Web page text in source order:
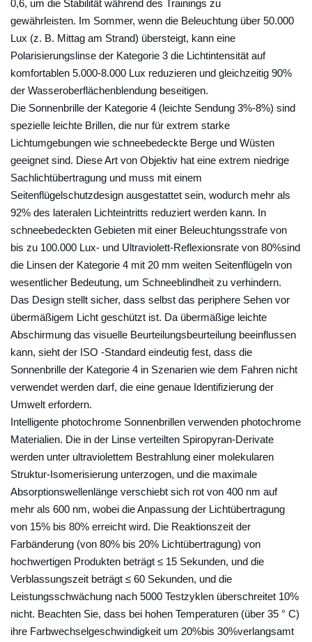
S
o
n
n
e
n
b
r
i
l
l
e
n
:
W
e
w
ä
h
l
e
i
c
h
d
e
r
i
c
h
t
i
0,6, um die Stabilität während des Trainings zu
gewährleisten. Im Sommer, wenn die Beleuchtung über 50.000
Lux (z. B. Mittag am Strand) übersteigt, kann eine
Polarisierungslinse der Kategorie 3 die Lichtintensität auf
komfortablen 5.000-8.000 Lux reduzieren und gleichzeitig 90%
der Wasseroberflächenblendung beseitigen.
Die Sonnenbrille der Kategorie 4 (leichte Sendung 3%-8%) sind
spezielle leichte Brillen, die nur für extrem starke
Lichtumgebungen wie schneebedeckte Berge und Wüsten
geeignet sind. Diese Art von Objektiv hat eine extrem niedrige
Sachlichtübertragung und muss mit einem
Seitenflügelschutzdesign ausgestattet sein, wodurch mehr als
92% des lateralen Lichteintritts reduziert werden kann. In
schneebedeckten Gebieten mit einer Beleuchtungsstrafe von
bis zu 100.000 Lux- und Ultraviolett-Reflexionsrate von 80%sind
die Linsen der Kategorie 4 mit 20 mm weiten Seitenflügeln von
wesentlicher Bedeutung, um Schneeblindheit zu verhindern.
Das Design stellt sicher, dass selbst das periphere Sehen vor
übermäßigem Licht geschützt ist. Da übermäßige leichte
Abschirmung das visuelle Beurteilungsbeurteilung beeinflussen
kann, sieht der ISO -Standard eindeutig fest, dass die
Sonnenbrille der Kategorie 4 in Szenarien wie dem Fahren nicht
verwendet werden darf, die eine genaue Identifizierung der
Umwelt erfordern.
Intelligente photochrome Sonnenbrillen verwenden photochrome
Materialien. Die in der Linse verteilten Spiropyran-Derivate
werden unter ultraviolettem Bestrahlung einer molekularen
Struktur-Isomerisierung unterzogen, und die maximale
Absorptionswellenlänge verschiebt sich rot von 400 nm auf
mehr als 600 nm, wobei die Anpassung der Lichtübertragung
von 15% bis 80% erreicht wird. Die Reaktionszeit der
Farbänderung (von 80% bis 20% Lichtübertragung) von
hochwertigen Produkten beträgt ≤ 15 Sekunden, und die
Verblassungszeit beträgt ≤ 60 Sekunden, und die
Leistungsschwächung nach 5000 Testzyklen überschreitet 10%
nicht. Beachten Sie, dass bei hohen Temperaturen (über 35 ° C)
ihre Farbwechselgeschwindigkeit um 20%bis 30%verlangsamt